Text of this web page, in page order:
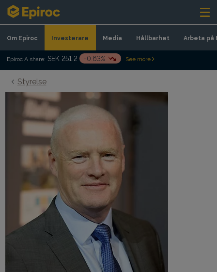
Skip to content
Om Epiroc Investerare Media Hållbarhet Arbeta på
Epiroc A share: SEK 251.2 -0.63% See more
Styrelse